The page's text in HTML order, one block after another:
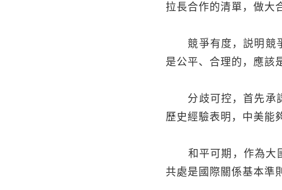
拉長合作的清單，做大
競爭有度，説明競爭
是公平、合理的，應該
分歧可控，首先承認
歷史經驗表明，中美能
和平可期，作為大國
共處是國際關係基本準